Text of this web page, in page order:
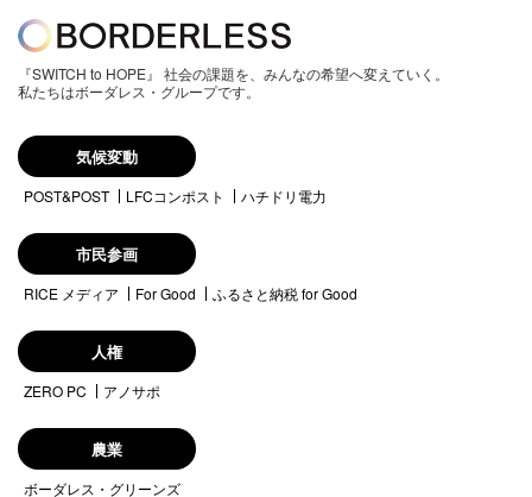
『SWITCH to HOPE』 社会の課題を、みんなの希望へ変えていく。
私たちはボーダレス・グループです。
気候変動
POST&POST LFCコンポスト ハチドリ電力
市民参画
RICE メディア For Good ふるさと納税 for Good
人権
ZERO PC アノサポ
農業
ボーダレス・グリーンズ